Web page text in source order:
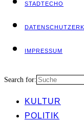
STADT­ECHO
IMPRES­SUM
Search for:
KUL­TUR
POLI­TIK